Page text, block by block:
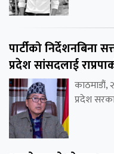
पार्टीको निर्देशनबिना
प्रदेश सांसदलाई
काठमाडौं,
प्रदेश